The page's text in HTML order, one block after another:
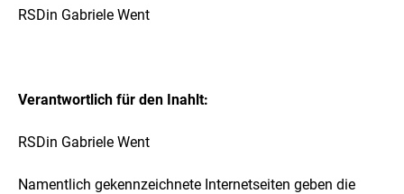
RSDin Gabriele Went
Verantwortlich für den Inahlt:
RSDin Gabriele Went
Namentlich gekennzeichnete Internetseiten geben die